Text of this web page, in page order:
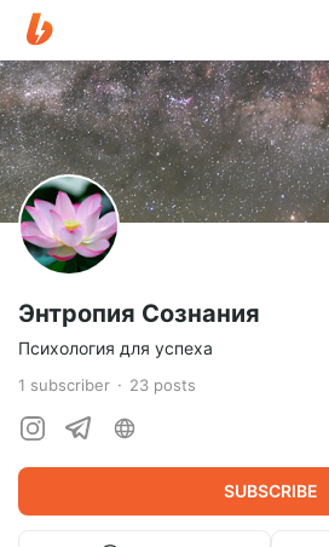
Энтропия Сознания
Психология для успеха
1 subscriber 23 posts
SUBSCRIBE